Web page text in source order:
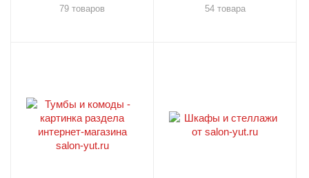
79 товаров 54 товара